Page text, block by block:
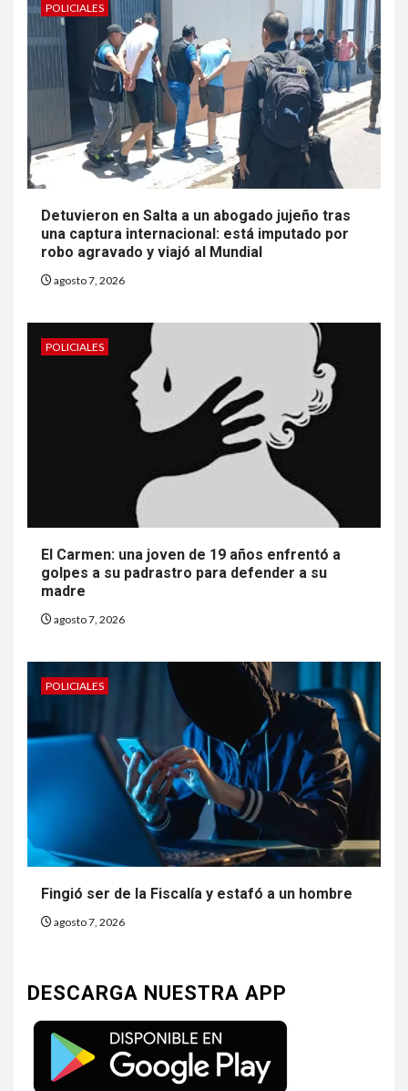
POLICIALES
Detuvieron en Salta a un abogado jujeño tras
una captura internacional: está imputado por
robo agravado y viajó al Mundial
agosto 7, 2026
POLICIALES
El Carmen: una joven de 19 años enfrentó a
golpes a su padrastro para defender a su
madre
agosto 7, 2026
POLICIALES
Fingió ser de la Fiscalía y estafó a un hombre
agosto 7, 2026
DESCARGA NUESTRA APP